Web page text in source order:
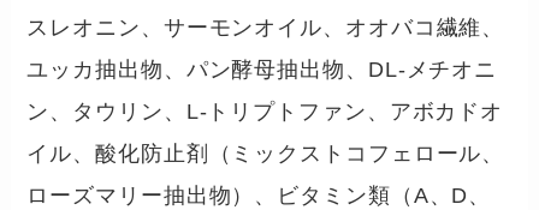
スレオニン、サーモンオイル、オオバコ繊維、
ユッカ抽出物、パン酵母抽出物、DL-メチオニ
ン、タウリン、L-トリプトファン、アボカドオ
イル、酸化防止剤（ミックストコフェロール、
ローズマリー抽出物）、ビタミン類（A、D、